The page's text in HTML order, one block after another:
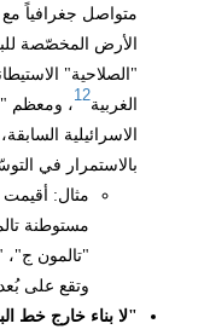
متواصل جغرافياً
الأرض المخصّصة
الغربية
12
، ومعظم
الاسرائيلية
بالاستمرار في
مثال: أقيمت
مستوطنة
"تالمون ج"،
وتقع على بُعد 0.5-1.5 كيلومتر من تالمون ذاتها.
"لا بناء خارج خط